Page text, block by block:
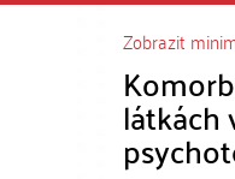
Zobrazit
látkách